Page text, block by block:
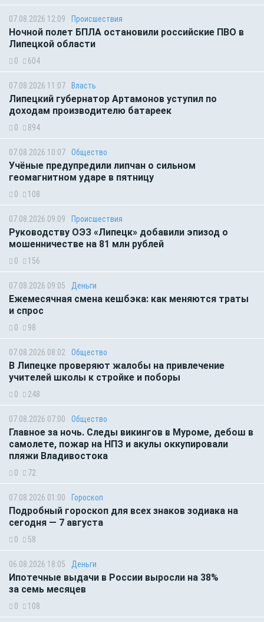
07.08.2026 12:09 Происшествия
Ночной полет БПЛА остановили российские ПВО в
Липецкой области
0 604
07.08.2026 11:07 Власть
Липецкий губернатор Артамонов уступил по
доходам производителю батареек
0 894
07.08.2026 10:07 Общество
Учёные предупредили липчан о сильном
геомагнитном ударе в пятницу
0 108
07.08.2026 09:09 Происшествия
Руководству ОЭЗ «Липецк» добавили эпизод о
мошенничестве на 81 млн рублей
0 156
07.08.2026 09:05 Деньги
Ежемесячная смена кешбэка: как меняются траты
и спрос
0 98
07.08.2026 08:02 Общество
В Липецке проверяют жалобы на привлечение
учителей школы к стройке и поборы
0 248
07.08.2026 07:00 Общество
Главное за ночь. Следы викингов в Муроме, дебош в
самолете, пожар на НПЗ и акулы оккупировали
пляжи Владивостока
0 72
07.08.2026 01:00 Гороскоп
Подробный гороскоп для всех знаков зодиака на
сегодня — 7 августа
0 58
06.08.2026 18:05 Деньги
Ипотечные выдачи в России выросли на 38%
за семь месяцев
0 108